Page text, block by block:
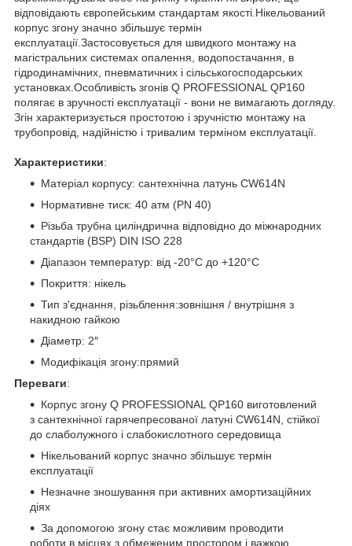
відповідають європейським стандартам якості.Нікельований
корпус згону значно збільшує термін
експлуатації.Застосовується для швидкого монтажу на
магістральних системах опалення, водопостачання, в
гідродинамічних, пневматичних і сільськогосподарських
установках.Особливість згонів Q PROFESSIONAL QP160
полягає в зручності експлуатації - вони не вимагають догляду.
Згін характеризується простотою і зручністю монтажу на
трубопровід, надійністю і тривалим терміном експлуатації.
Характеристики:
Матеріал корпусу: сантехнічна латунь CW614N
Нормативне тиск: 40 атм (PN 40)
Різьба трубна циліндрична відповідно до міжнародних
стандартів (BSP) DIN ISO 228
Діапазон температур: від -20°С до +120°С
Покриття: нікель
Тип з'єднання, різьблення:зовнішня / внутрішня з
накидною гайкою
Діаметр: 2″
Модифікація згону:прямий
Переваги:
Корпус згону Q PROFESSIONAL QP160 виготовлений
з сантехнічної гарячепресованої латуні CW614N, стійкої
до слаболужного і слабокислотного середовища
Нікельований корпус значно збільшує термін
експлуатації
Незначне зношування при активних амортизаційних
діях
За допомогою згону стає можливим проводити
роботи в місцях з обмеженим простором і важкою